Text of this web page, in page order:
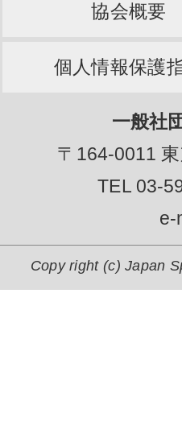
協会概要
個人情報保護
一般社
〒164-0011
TEL 03-
e-
Copy right (c) Japan